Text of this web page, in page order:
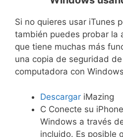
Si no quieres usar iTunes
también puedes probar la
que tiene muchas más
una copia de seguridad
computadora con
Descargar iMazing
C Conecte su
Windows a través
incluido. Es posible